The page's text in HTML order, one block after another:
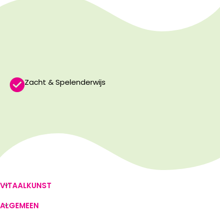
Zacht & Spelenderwijs
VITAALKUNST
ALGEMEEN